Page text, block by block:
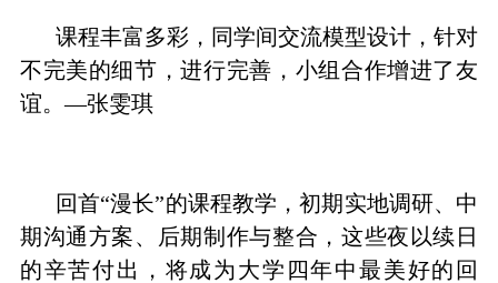
课程丰富多彩，同学间交流模型设计，针对
不完美的细节，进行完善，小组合作增进了友
谊。—张雯琪
回首“漫长”的课程教学，初期实地调研、中
期沟通方案、后期制作与整合，这些夜以续日
的辛苦付出，将成为大学四年中最美好的回